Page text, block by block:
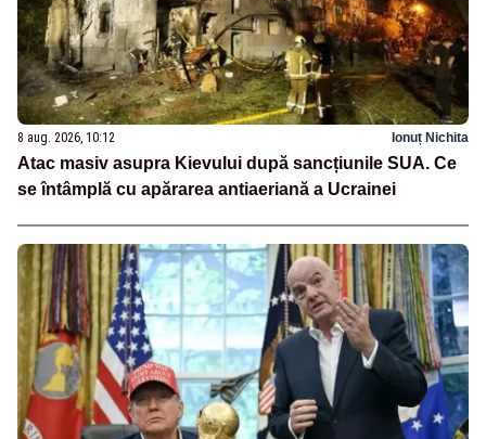
8 aug. 2026, 10:12 Ionuț Nichita
Atac masiv asupra Kievului după sancțiunile SUA. Ce
se întâmplă cu apărarea antiaeriană a Ucrainei